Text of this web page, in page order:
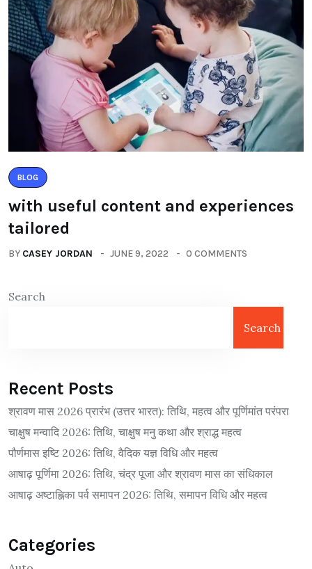
BLOG
with useful content and experiences
tailored
BY CASEY JORDAN JUNE 9, 2022 0 COMMENTS
Search
Search
Recent Posts
श्रावण मास 2026 प्रारंभ (उत्तर भारत): तिथि, महत्व और पूर्णिमांत परंपरा
चाक्षुष मन्वादि 2026: तिथि, चाक्षुष मनु कथा और श्राद्ध महत्व
पौर्णमास इष्टि 2026: तिथि, वैदिक यज्ञ विधि और महत्व
आषाढ़ पूर्णिमा 2026: तिथि, चंद्र पूजा और श्रावण मास का संधिकाल
आषाढ़ अष्टाह्निका पर्व समापन 2026: तिथि, समापन विधि और महत्व
Categories